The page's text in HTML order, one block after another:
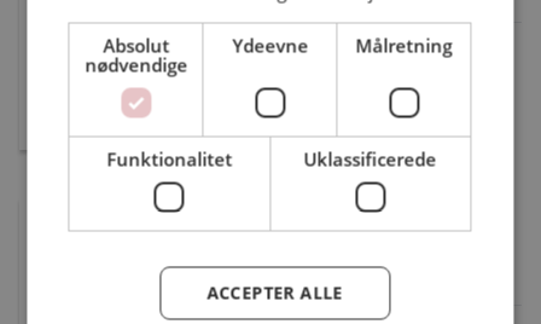
Ansat: Falck
Tlf.: 41265602
bjarne.s.christensen@falck.com
Jesper Christian Jespersgaard
Nielsen
Tillidsmand
Absolut
nødvendige
Ydeevne Målretning
Funktionalitet Uklassificerede
ACCEPTER ALLE